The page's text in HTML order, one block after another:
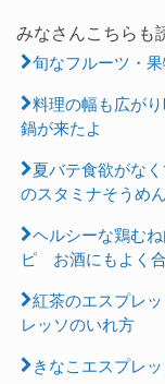
みなさんこちらも
旬なフルーツ・
料理の幅も広が
鍋が来たよ
夏バテ食欲がな
のスタミナそうめ
ヘルシーな鶏む
ピ お酒にもよく
紅茶のエスプレ
レッソのいれ方
きなこエスプレ